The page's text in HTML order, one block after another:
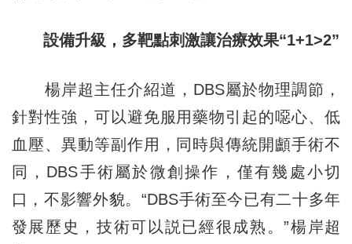
設備升級，多靶點刺激讓治療效果“1+1>2”
楊岸超主任介紹道，DBS屬於物理調節，
針對性強，可以避免服用藥物引起的噁心、低
血壓、異動等副作用，同時與傳統開顱手術不
同，DBS手術屬於微創操作，僅有幾處小切
口，不影響外貌。“DBS手術至今已有二十多年
發展歷史，技術可以説已經很成熟。”楊岸超